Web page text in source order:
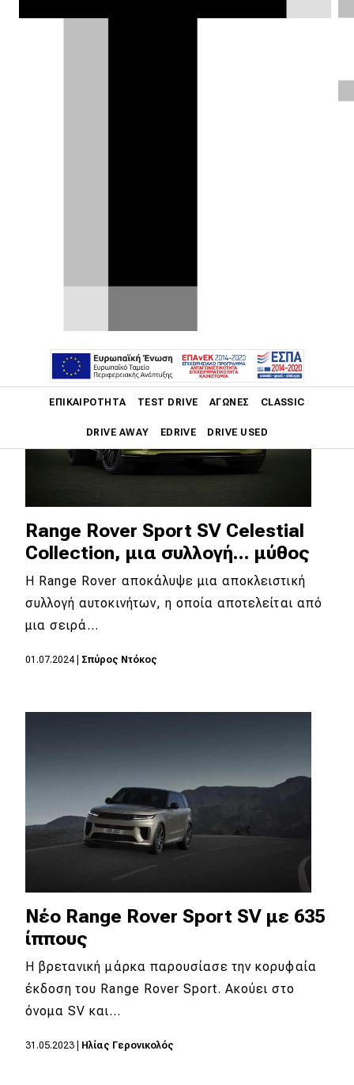
ΕΠΙΚΑΙΡΌΤΗΤΑ TEST DRIVE ΑΓΏΝΕΣ CLASSIC
DRIVE AWAY EDRIVE DRIVE USED
Main navigation
Επικαιρότητα
Νέα μοντέλα
Πρωτότυπα
Ελλάδα
Κόσμος
Test Drive
Δοκιμή
Συγκρίνουμε
Αγώνες
Formula 1
WRC
Motorsport
Range Rover Sport SV Celestial
Collection, μια συλλογή... μύθος
Η Range Rover αποκάλυψε μια αποκλειστική
συλλογή αυτοκινήτων, η οποία αποτελείται από
μια σειρά…
01.07.2024| Σπύρος Ντόκος
Nέο Range Rover Sport SV με 635
ίππους
Η βρετανική μάρκα παρουσίασε την κορυφαία
έκδοση του Range Rover Sport. Aκούει στο
όνομα SV και…
31.05.2023 Ηλίας Γερονικολός